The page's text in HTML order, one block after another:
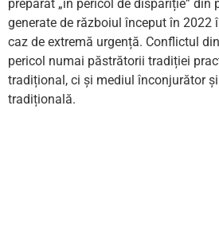
preparat „în pericol de dispariție” din
generate de războiul început în 2022
caz de extremă urgență. Conflictul
pericol numai păstrătorii tradiției
tradițional, ci și mediul înconjurător
tradițională.